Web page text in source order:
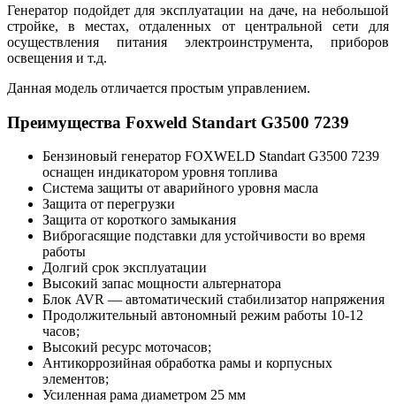
Генератор подойдет для эксплуатации на даче, на небольшой
стройке, в местах, отдаленных от центральной сети для
осуществления питания электроинструмента, приборов
освещения и т.д.
Данная модель отличается простым управлением.
Преимущества Foxweld Standart G3500 7239
Бензиновый генератор FOXWELD Standart G3500 7239
оснащен индикатором уровня топлива
Система защиты от аварийного уровня масла
Защита от перегрузки
Защита от короткого замыкания
Виброгасящие подставки для устойчивости во время
работы
Долгий срок эксплуатации
Высокий запас мощности альтернатора
Блок AVR — автоматический стабилизатор напряжения
Продолжительный автономный режим работы 10-12
часов;
Высокий ресурс моточасов;
Антикоррозийная обработка рамы и корпусных
элементов;
Усиленная рама диаметром 25 мм